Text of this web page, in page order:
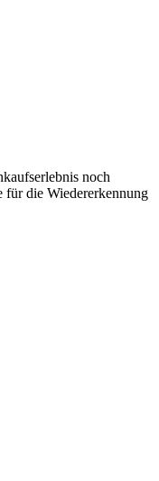
noch
für die Wiedererkennung